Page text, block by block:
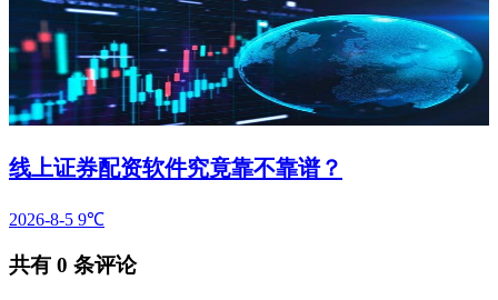
线上证券配资软件究竟靠不靠谱？
2026-8-5 9℃
共有 0 条评论